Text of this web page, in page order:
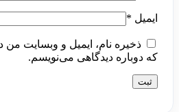
ایمیل *
ذخیره نام، ایمیل و وبسایت من
که دوباره دیدگاهی می‌نویسم.